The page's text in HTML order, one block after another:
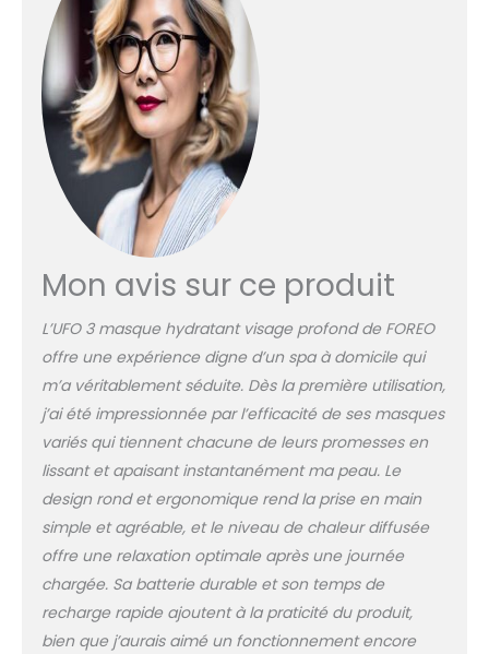
agréablement pour
illuminer le teint,
adoucir, préparer,
faciliter l'absorption
profonde des soins et
réduire le gaspillage.
THÉRAPIE LED À SPECTRE
COMPLET Avec 8
couleurs de
modes « Constant » et
« Pulse » affinent le
teint, comblent tous les
besoins pour une peau
jeune, revitalisée.
TRAITEMENTS
PRÉPROGRAMMÉS ET
MODE EASY Masque
visage femme activé
par UFO, 22 traitements
préprogrammés : 14
routines via l'appli + 8
manuellement
accessibles, préréglées
et faciles à utiliser.
Mon avis sur ce produit
L’UFO 3 masque hydratant visage profond de FOREO
offre une expérience digne d’un spa à domicile qui
m’a véritablement séduite. Dès la première utilisation,
j’ai été impressionnée par l’efficacité de ses masques
variés qui tiennent chacune de leurs promesses en
lissant et apaisant instantanément ma peau. Le
design rond et ergonomique rend la prise en main
simple et agréable, et le niveau de chaleur diffusée
offre une relaxation optimale après une journée
chargée. Sa batterie durable et son temps de
recharge rapide ajoutent à la praticité du produit,
bien que j’aurais aimé un fonctionnement encore